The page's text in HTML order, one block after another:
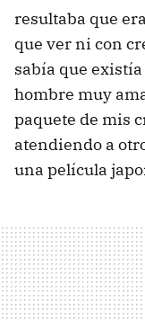
resultaba que
que ver ni con
sabía que
hombre muy
paquete de mis
atendiendo a
una película